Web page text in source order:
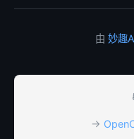
由 妙趣
→